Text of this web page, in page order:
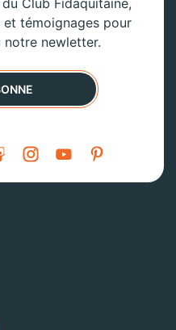
Club Fidaquitaine,
témoignages pour
notre newletter.